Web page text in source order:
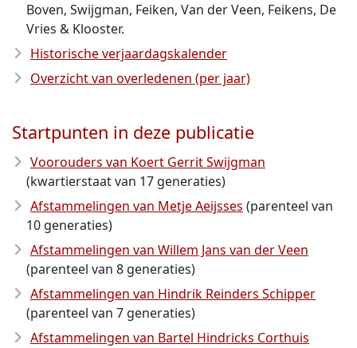
Boven, Swijgman, Feiken, Van der Veen, Feikens, De
Vries & Klooster.
Historische verjaardagskalender
Overzicht van overledenen (per jaar)
Startpunten in deze publicatie
Voorouders van Koert Gerrit Swijgman
(kwartierstaat van 17 generaties)
Afstammelingen van Metje Aeijsses (parenteel van
10 generaties)
Afstammelingen van Willem Jans van der Veen
(parenteel van 8 generaties)
Afstammelingen van Hindrik Reinders Schipper
(parenteel van 7 generaties)
Afstammelingen van Bartel Hindricks Corthuis